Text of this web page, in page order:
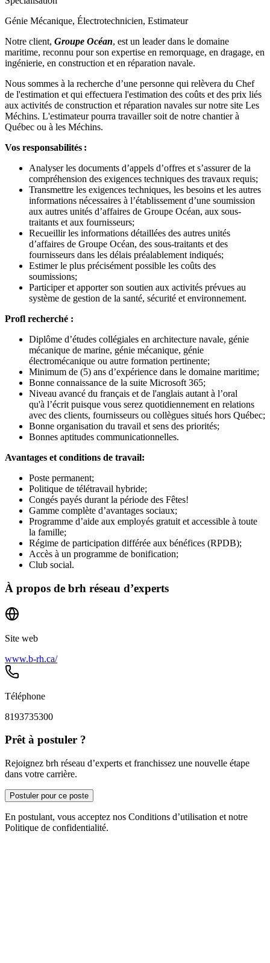
Génie Mécanique, Électrotechnicien, Estimateur
Notre client, Groupe Océan, est un leader dans le domaine
maritime, reconnu pour son expertise en remorquage, en dragage, en
ingénierie, en construction et en réparation navale.
Nous sommes à la recherche d’une personne qui relèvera du Chef
de l'estimation et qui effectuera l'estimation des coûts et des prix liés
aux activités de construction et réparation navales sur notre site Les
Méchins. L'estimateur pourra travailler soit de notre chantier à
Québec ou à les Méchins.
Vos responsabilités :
Analyser les documents d’appels d’offres et s’assurer de la
compréhension des exigences techniques des travaux requis;
Transmettre les exigences techniques, les besoins et les autres
informations nécessaires à l’établissement d’une soumission
aux autres unités d’affaires de Groupe Océan, aux sous-
traitants et aux fournisseurs;
Recueillir les informations détaillées des autres unités
d’affaires de Groupe Océan, des sous-traitants et des
fournisseurs dans les délais préalablement indiqués;
Estimer le plus précisément possible les coûts des
soumissions;
Participer et apporter son soutien aux activités prévues au
système de gestion de la santé, sécurité et environnement.
Profl recherché :
Diplôme d’études collégiales en architecture navale, génie
mécanique de marine, génie mécanique, génie
électromécanique ou autre formation pertinente;
Minimum de (5) ans d’expérience dans le domaine maritime;
Bonne connaissance de la suite Microsoft 365;
Niveau avancé du français et de l'anglais autant à l’oral
qu'à l’écrit puisque vous serez quotidiennement en relations
avec des clients, fournisseurs ou collègues situés hors Québec;
Bonne organisation du travail et sens des priorités;
Bonnes aptitudes communicationnelles.
Avantages et conditions de travail:
Poste permanent;
Politique de télétravail hybride;
Congés payés durant la période des Fêtes!
Gamme complète d’avantages sociaux;
Programme d’aide aux employés gratuit et accessible à toute
la famille;
Régime de participation différée aux bénéfices (RPDB);
Accès à un programme de bonification;
Club social.
À propos de brh réseau d’experts
Site web
www.b-rh.ca/
Téléphone
8193735300
Prêt à postuler ?
Rejoignez brh réseau d’experts et franchissez une nouvelle étape
dans votre carrière.
Postuler pour ce poste
En postulant, vous acceptez nos Conditions d’utilisation et notre
Politique de confidentialité.